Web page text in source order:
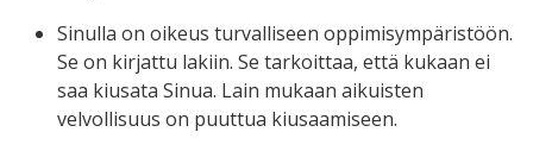
Sinulla on oikeus turvalliseen oppimisympäristöön.
Se on kirjattu lakiin. Se tarkoittaa, että kukaan ei
saa kiusata Sinua. Lain mukaan aikuisten
velvollisuus on puuttua kiusaamiseen.